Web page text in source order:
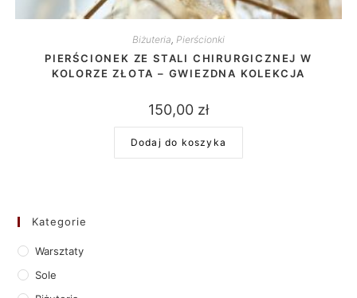
Biżuteria, Pierścionki
PIERŚCIONEK ZE STALI CHIRURGICZNEJ W
KOLORZE ZŁOTA – GWIEZDNA KOLEKCJA
150,00 zł
Dodaj do koszyka
Kategorie
Warsztaty
Sole